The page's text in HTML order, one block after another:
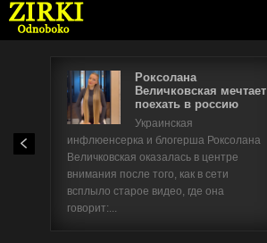
Роксолана
Величковская мечтает
поехать в россию
Украинская
инфлюенсерка и блогерша Роксолана
Величковская оказалась в центре
внимания после того, как в сети
всплыло старое видео, где она
говорит:...